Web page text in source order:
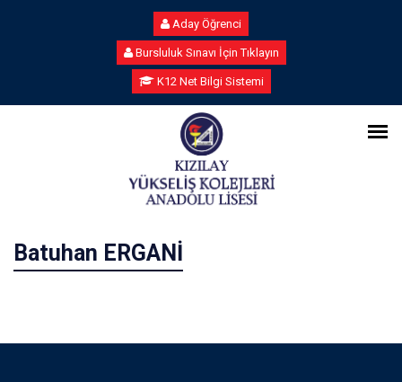
Aday Öğrenci
Bursluluk Sınavı İçin Tıklayın
K12 Net Bilgi Sistemi
Batuhan ERGANİ